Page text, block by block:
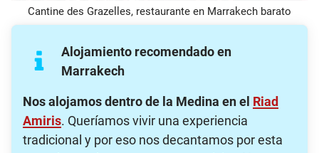
Cantine des Grazelles, restaurante en Marrakech barato
Alojamiento recomendado en
Marrakech
Nos alojamos dentro de la Medina en el Riad
Amiris. Queríamos vivir una experiencia
tradicional y por eso nos decantamos por esta